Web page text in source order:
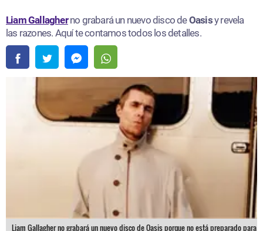
Liam Gallagherno grabará un nuevo disco deOasisy revela
las razones. Aquí te contamos todos los detalles.
Liam Gallagher no grabará un nuevo disco de Oasis porque no está preparado para